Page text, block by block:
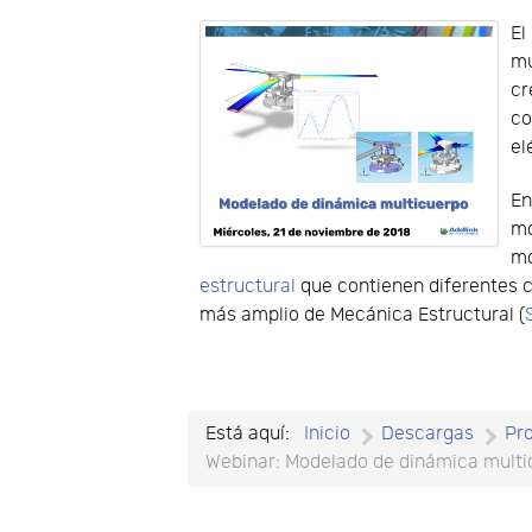
estructural que contienen diferentes
más amplio de Mecánica Estructural (
Está aquí: Inicio Descargas
Webinar: Modelado de dinámica